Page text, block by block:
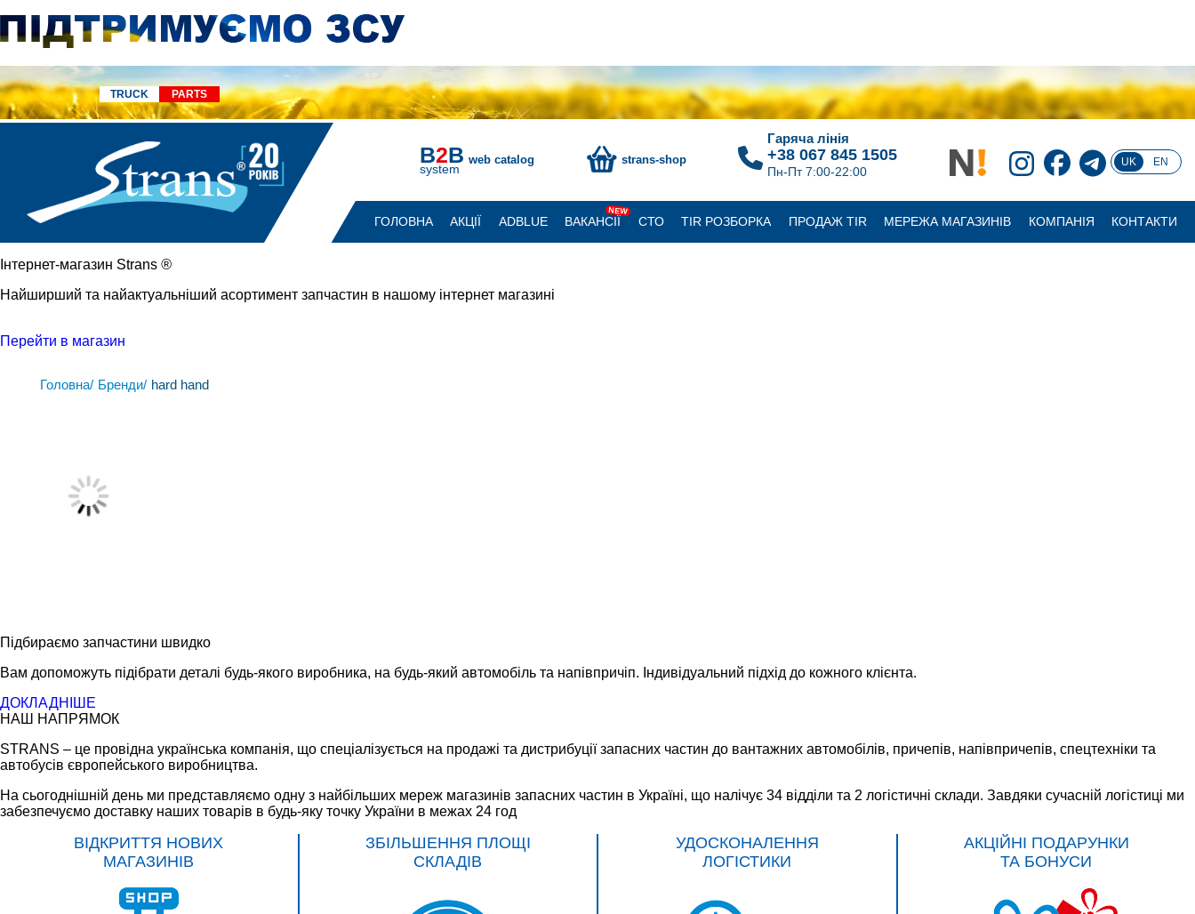
TRUCK PARTS
B2B
system
web catalog strans-shop
Гаряча лінія
+38 067 845 1505
Пн-Пт 7:00-22:00
UK EN
ГОЛОВНА АКЦІЇ ADBLUE ВАКАНСІЇ
NEW
СТО TIR РОЗБОРКА ПРОДАЖ TIR МЕРЕЖА МАГАЗИНІВ КОМПАНІЯ КОНТАКТИ
Iнтернет-магазин Strans ®
Найширший та найактуальніший асортимент запчастин в нашому інтернет магазині
Перейти в магазин
Головна/ Бренди/ hard hand
Підбираємо запчастини швидко
Вам допоможуть підібрати деталі будь-якого виробника, на будь-який автомобіль та напівпричіп. Індивідуальний підхід до кожного клієнта.
ДОКЛАДНІШЕ
НАШ НАПРЯМОК
STRANS – це провідна українська компанія, що спеціалізується на продажі та дистрибуції запасних частин до вантажних автомобілів, причепів, напівпричепів, спецтехніки та
автобусів європейського виробництва.
На сьогоднішній день ми представляємо одну з найбільших мереж магазинів запасних частин в Україні, що налічує 34 відділи та 2 логістичні склади. Завдяки сучасній логістиці ми
забезпечуємо доставку наших товарів в будь-яку точку України в межах 24 год
ВІДКРИТТЯ НОВИХ
МАГАЗИНІВ
ЗБІЛЬШЕННЯ ПЛОЩІ
СКЛАДІВ
УДОСКОНАЛЕННЯ
ЛОГІСТИКИ
АКЦІЙНІ ПОДАРУНКИ
ТА БОНУСИ